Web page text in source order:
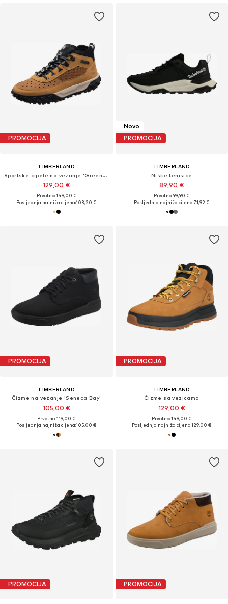
PROMOCIJA
TIMBERLAND
Sportske cipele na vezanje 'Greenstride Motion 6'
129,00 €
Prvotno: 149,00 €
Posljednja najniža cijena:103,20 €
Novo
PROMOCIJA
TIMBERLAND
Niske tenisice
89,90 €
Prvotno: 99,90 €
Posljednja najniža cijena:71,92 €
PROMOCIJA
TIMBERLAND
Čizme na vezanje 'Seneca Bay'
105,00 €
Prvotno: 119,00 €
Posljednja najniža cijena:105,00 €
PROMOCIJA
TIMBERLAND
Čizme sa vezicama
129,00 €
Prvotno: 149,00 €
Posljednja najniža cijena:129,00 €
PROMOCIJA PROMOCIJA